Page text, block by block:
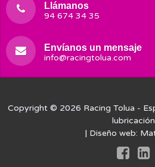
Llámanos
94 674 34 35
Envíanos un mensaje
info@racingtolua.com
Copyright © 2026 Racing Tolua -
lubricación
| Diseño web: